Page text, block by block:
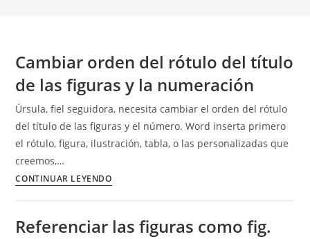
Cambiar orden del rótulo del título
de las figuras y la numeración
Úrsula, fiel seguidora, necesita cambiar el orden del rótulo
del título de las figuras y el número. Word inserta primero
el rótulo, figura, ilustración, tabla, o las personalizadas que
creemos,…
CONTINUAR LEYENDOCambiar
rótulo
Referenciar las figuras como fig.